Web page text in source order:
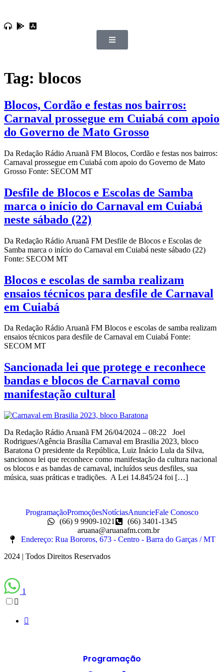
Tag: blocos
Blocos, Cordão e festas nos bairros:
Carnaval prossegue em Cuiabá com apoio
do Governo de Mato Grosso
Da Redação Rádio Aruanã FM Blocos, Cordão e festas nos bairros:
Carnaval prossegue em Cuiabá com apoio do Governo de Mato
Grosso Fonte: SECOM MT
Desfile de Blocos e Escolas de Samba
marca o início do Carnaval em Cuiabá
neste sábado (22)
Da Redação Rádio Aruanã FM Desfile de Blocos e Escolas de
Samba marca o início do Carnaval em Cuiabá neste sábado (22)
Fonte: SECOM MT
Blocos e escolas de samba realizam
ensaios técnicos para desfile de Carnaval
em Cuiabá
Da Redação Rádio Aruanã FM Blocos e escolas de samba realizam
ensaios técnicos para desfile de Carnaval em Cuiabá Fonte:
SECOM MT
Sancionada lei que protege e reconhece
bandas e blocos de Carnaval como
manifestação cultural
Da Redação Rádio Aruanã FM 26/04/2024 – 08:22 Joel
Rodrigues/Agência Brasília Carnaval em Brasilia 2023, bloco
Baratona O presidente da República, Luiz Inácio Lula da Silva,
sancionou lei que reconhece como manifestação da cultura nacional
os blocos e as bandas de carnaval, incluídos seus desfiles, sua
música, suas práticas e tradições. A Lei 14.845/24 foi […]
ProgramaçãoPromoçõesNotíciasAnuncieFale Conosco
(66) 9 9909-1021
(66) 3401-1345
aruana@aruanafm.com.br
Endereço: Rua Bororos, 673 - Centro - Barra do Garças / MT
2024 | Todos Direitos Reservados
1
Programação